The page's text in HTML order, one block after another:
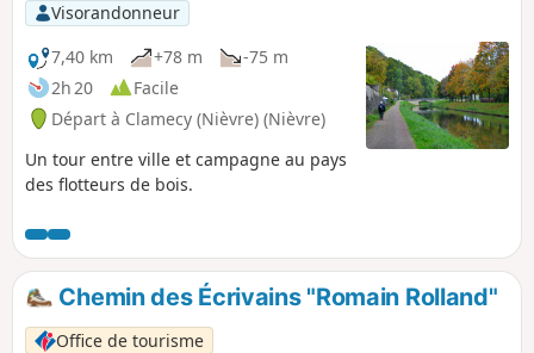
Visorandonneur
7,40 km
+78 m
-75 m
2h 20
Facile
Départ à Clamecy (Nièvre) (Nièvre)
Un tour entre ville et campagne au pays
des flotteurs de bois.
Chemin des Écrivains "Romain Rolland"
Office de tourisme